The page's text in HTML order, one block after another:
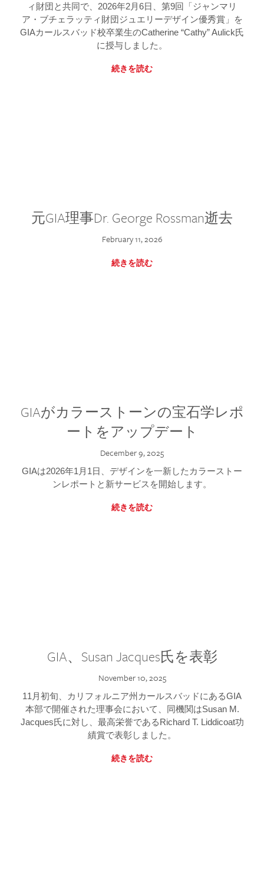
ィ財団と共同で、2026年2月6日、第9回「ジャンマリ
ア・ブチェラッティ財団ジュエリーデザイン優秀賞」を
GIAカールスバッド校卒業生のCatherine “Cathy” Aulick氏
に授与しました。
続きを読む
元GIA理事Dr. George Rossman逝去
February 11, 2026
続きを読む
GIAがカラーストーンの宝石学レポ
ートをアップデート
December 9, 2025
GIAは2026年1月1日、デザインを一新したカラーストー
ンレポートと新サービスを開始します。
続きを読む
GIA、Susan Jacques氏を表彰
November 10, 2025
11月初旬、カリフォルニア州カールスバッドにあるGIA
本部で開催された理事会において、同機関はSusan M.
Jacques氏に対し、最高栄誉であるRichard T. Liddicoat功
績賞で表彰しました。
続きを読む